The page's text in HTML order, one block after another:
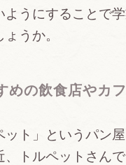
ようにすることで
うか。
めの飲食店やカ
ット」というパン
、トルペットさん